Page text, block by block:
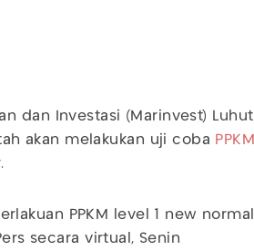
dan Investasi (Marinvest) Luhut
akan melakukan uji coba PPKM
PPKM level 1 new normal
secara virtual, Senin